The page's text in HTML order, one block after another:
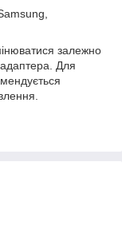
залежно
Для